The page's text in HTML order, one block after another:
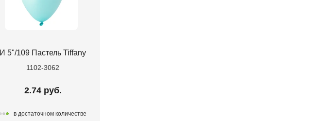
И 5"/109 Пастель Tiffany
1102-3062
2.74 руб.
в достаточном количестве